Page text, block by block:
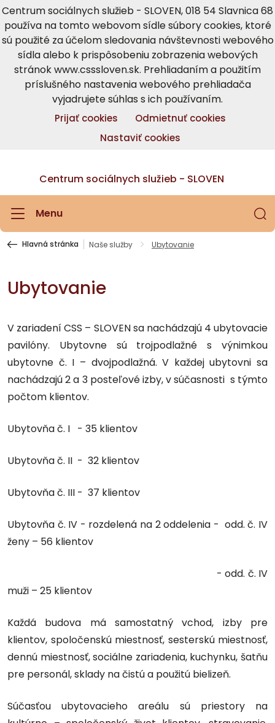
Centrum sociálnych služieb - SLOVEN, 018 54 Slavnica 68
používa na tomto webovom sídle súbory cookies, ktoré
sú použité za účelom sledovania návštevnosti webového
sídla alebo k prispôsobeniu zobrazenia webových
stránok www.csssloven.sk. Prehliadaním a použitím
príslušného nastavenia webového prehliadača
vyjadrujete súhlas s ich používaním.
Prijať cookies
Odmietnuť cookies
Nastaviť cookies
Centrum sociálnych služieb - SLOVEN
Menu
Hlavná stránka Naše služby Ubytovanie
Ubytovanie
V zariadení CSS – SLOVEN sa nachádzajú 4 ubytovacie
pavilóny. Ubytovne sú trojpodlažné s výnimkou
ubytovne č. I – dvojpodlažná. V každej ubytovni sa
nachádzajú 2 a 3 posteľové izby, v súčasnosti s týmto
počtom klientov.
Ubytovňa č. I - 35 klientov
Ubytovňa č. II - 32 klientov
Ubytovňa č. III - 37 klientov
Ubytovňa č. IV - rozdelená na 2 oddelenia - odd. č. IV
ženy – 56 klientov
- odd. č. IV
muži – 25 klientov
Každá budova má samostatný vchod, izby pre
klientov, spoločenskú miestnosť, sesterskú miestnosť,
dennú miestnosť, sociálne zariadenia, kuchynku, šatňu
pre personál, sklady na čistú a použitú bielizeň.
Súčasťou ubytovacieho areálu sú priestory na